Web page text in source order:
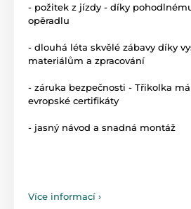
- požitek z jízdy - díky
opěradlu
- dlouhá léta skvělé zábavy díky
materiálům a zpracování
- záruka bezpečnosti - Třikolka
evropské certifikáty
- jasný návod a snadná montáž
Více informací ›